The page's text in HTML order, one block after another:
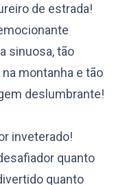
de estrada!
sinuosa, tão
montanha e tão
deslumbrante!
inveterado!
quanto
quanto